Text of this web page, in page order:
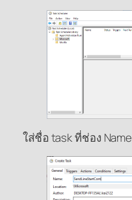
ใส่ชื่อ task ที่ช่อง Name